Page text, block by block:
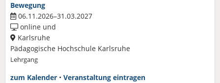
Bewegung
06.11.2026–31.03.2027
online und
Karlsruhe
Pädagogische Hochschule Karlsruhe
Lehrgang
zum Kalender • Veranstaltung eintragen